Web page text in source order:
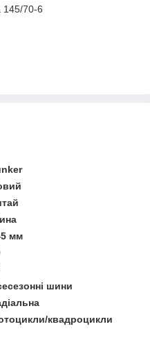
145/70-6
мм
шини
квадроцикли